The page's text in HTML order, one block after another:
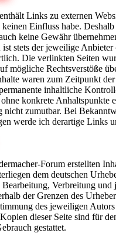
Links zu externen
Einfluss habe.
keine Gewähr
stets der jeweilige Anbieter
Die verlinkten Seiten
mögliche Rechtsverstöße
waren zum Zeitpunkt
inhaltliche
konkrete Anhaltspunkte
nicht zumutbar. Bei
werde ich derartige Links
Forum erstellten
dem deutschen
Verbreitung und
der Grenzen des
des jeweiligen
dieser Seite sind für
gestattet.